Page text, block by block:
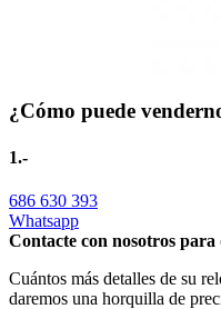
¿Cómo puede
1.-
686 630 393
Whatsapp
Contacte con nosotros para
Cuántos más detalles de su
daremos una horquilla de